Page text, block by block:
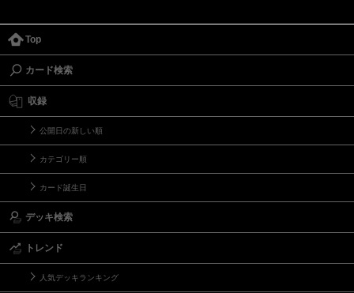
Top
カード検索
収録
公開日の新しい順
カテゴリー順
カード誕生日
デッキ検索
トレンド
人気デッキランキング